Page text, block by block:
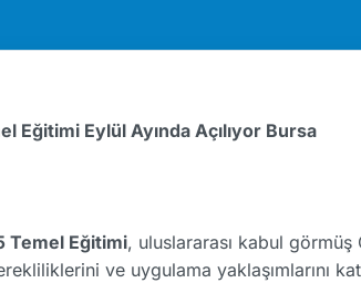
Eğitimi Eylül Ayında Açılıyor Bursa
Temel Eğitimi, uluslararası kabul görmüş
ve uygulama yaklaşımlarını